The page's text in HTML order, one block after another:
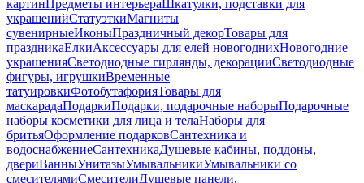
картинПредметы интерьераШкатулки, подставки для
украшенийСтатуэткиМагниты
сувенирныеИконыПраздничный декорТовары для
праздникаЕлкиАксессуары для елей новогоднихНовогодние
украшенияСветодиодные гирлянды, декорацииСветодиодные
фигуры, игрушкиВременные
татуировкиФотобутафорияТовары для
маскарадаПодаркиПодарки, подарочные наборыПодарочные
наборы косметики для лица и телаНаборы для
бритьяОформление подарковСантехника и
водоснабжениеСантехникаДушевые кабины, поддоны,
двериВанныУнитазыУмывальникиУмывальники со
смесителямиСмесителиДушевые панели,